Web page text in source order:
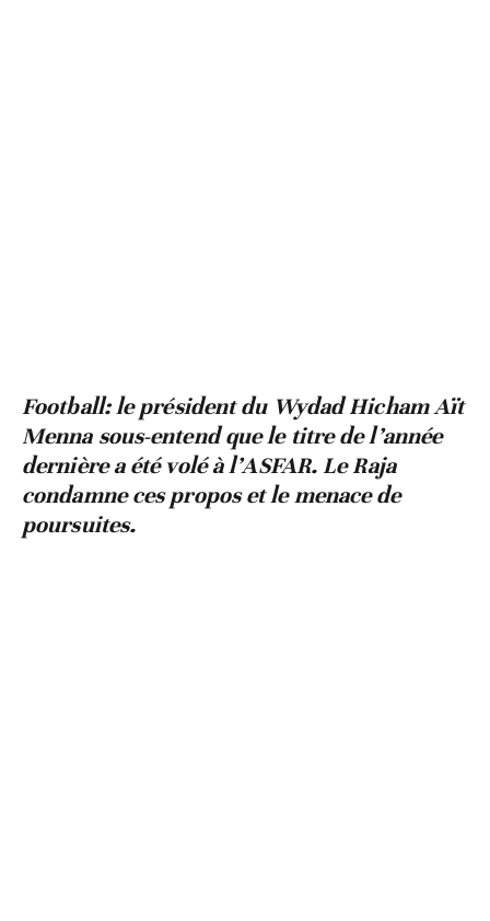
Football: le président du Wydad Hicham Aït
Menna sous-entend que le titre de l’année
dernière a été volé à l’ASFAR. Le Raja
condamne ces propos et le menace de
poursuites.